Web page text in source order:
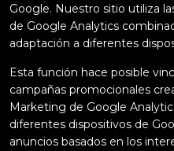
Google. Nuestro sitio utiliza
de Google Analytics
adaptación a diferentes
Esta función hace posible
campañas promocionales
Marketing de Google
diferentes dispositivos de
anuncios basados en los